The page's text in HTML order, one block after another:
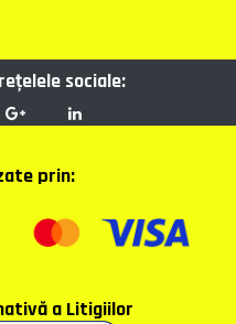
sociale:
prin:
a Litigiilor